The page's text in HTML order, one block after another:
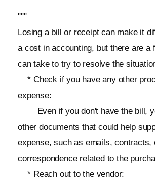
"""
Losing a bill or receipt can make it
a cost in accounting, but there are a
can take to try to resolve the
* Check if you have any other
expense:
Even if you don't have the bill,
other documents that could help
expense, such as emails, contracts,
correspondence related to the
* Reach out to the vendor: